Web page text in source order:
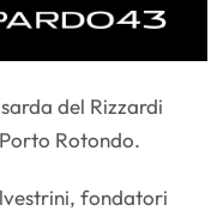
del Rizzardi
Rotondo.
fondatori